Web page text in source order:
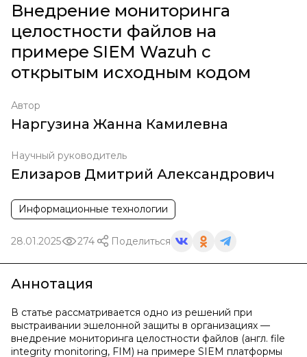
Внедрение мониторинга
целостности файлов на
примере SIEM Wazuh с
открытым исходным кодом
Автор
Наргузина Жанна Камилевна
Научный руководитель
Елизаров Дмитрий Александрович
Информационные технологии
28.01.2025 274 Поделиться
Аннотация
В статье рассматривается одно из решений при
выстраивании эшелонной защиты в организациях —
внедрение мониторинга целостности файлов (англ. file
integrity monitoring, FIM) на примере SIEM платформы